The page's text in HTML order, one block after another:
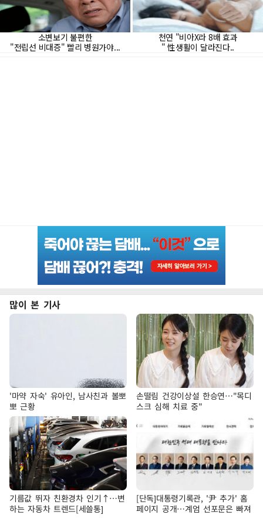
많이 본 기사
'마약 자숙' 유아인, 남사친과 볼뽀
뽀 근황
손떨림 건강이상설 한승연…"목디
스크 심해 치료 중"
기름값 뛰자 친환경차 인기↑…변
하는 자동차 트렌드[세쓸통]
[단독]대통령기록관, '尹 추가' 홈
페이지 공개…계엄 선포문은 빠져